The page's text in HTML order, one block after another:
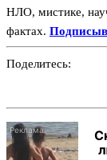
НЛО, мистике,
фактах.
Поделитесь: